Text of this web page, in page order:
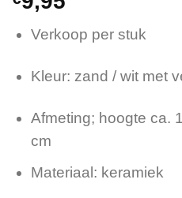
Verkoop per stuk
Kleur: zand / wit met
Afmeting; hoogte ca.
cm
Materiaal: keramiek